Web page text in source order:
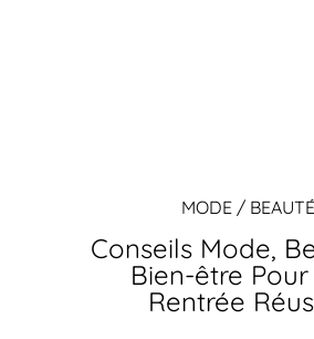
MODE / BEAUTÉ
Conseils Mode,
Bien-être
Rentrée